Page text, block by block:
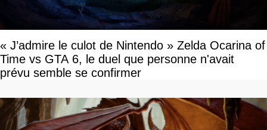
« J’admire le culot de Nintendo » Zelda Ocarina of
Time vs GTA 6, le duel que personne n'avait
prévu semble se confirmer